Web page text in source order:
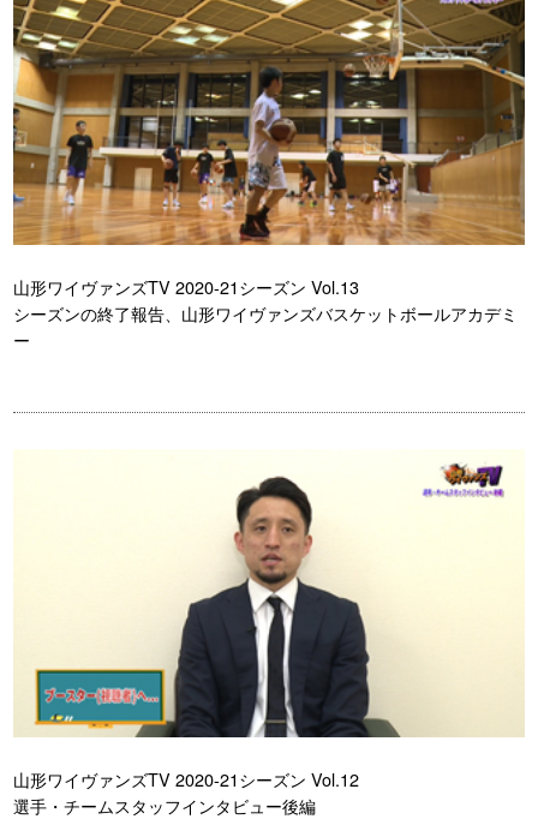
山形ワイヴァンズTV 2020-21シーズン Vol.13
シーズンの終了報告、山形ワイヴァンズバスケットボールアカデミ
ー
山形ワイヴァンズTV 2020-21シーズン Vol.12
選手・チームスタッフインタビュー後編